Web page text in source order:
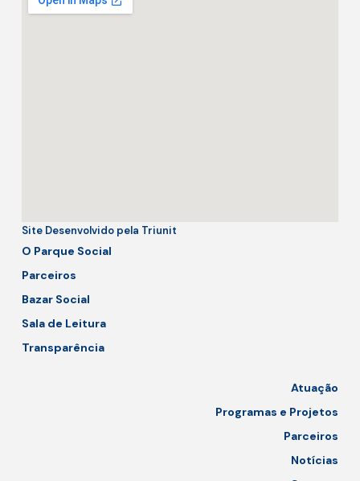
Site Desenvolvido pela Triunit
O Parque Social
Parceiros
Bazar Social
Sala de Leitura
Transparência
Atuação
Programas e Projetos
Parceiros
Notícias